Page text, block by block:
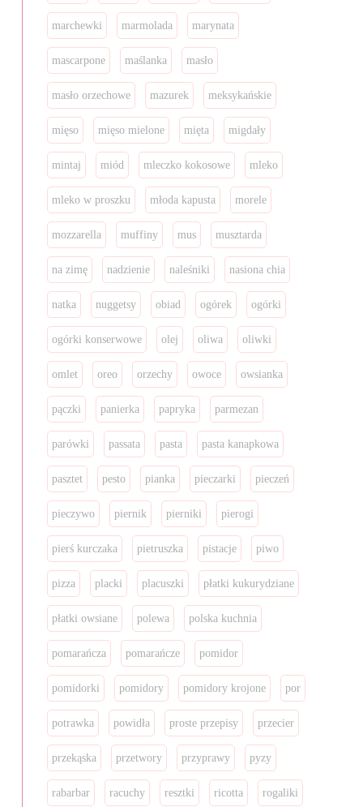
marchewki marmolada marynata
mascarpone maślanka masło
masło orzechowe mazurek meksykańskie
mięso mięso mielone mięta migdały
mintaj miód mleczko kokosowe mleko
mleko w proszku młoda kapusta morele
mozzarella muffiny mus musztarda
na zimę nadzienie naleśniki nasiona chia
natka nuggetsy obiad ogórek ogórki
ogórki konserwowe olej oliwa oliwki
omlet oreo orzechy owoce owsianka
pączki panierka papryka parmezan
parówki passata pasta pasta kanapkowa
pasztet pesto pianka pieczarki pieczeń
pieczywo piernik pierniki pierogi
pierś kurczaka pietruszka pistacje piwo
pizza placki placuszki płatki kukurydziane
płatki owsiane polewa polska kuchnia
pomarańcza pomarańcze pomidor
pomidorki pomidory pomidory krojone por
potrawka powidła proste przepisy przecier
przekąska przetwory przyprawy pyzy
rabarbar racuchy resztki ricotta rogaliki